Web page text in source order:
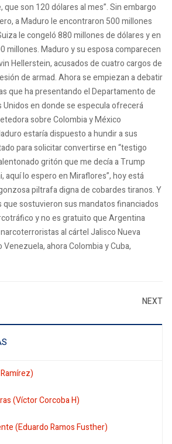
son 120 dólares al mes”. Sin embargo
a Maduro le encontraron 500 millones
le congeló 880 millones de dólares y en
millones. Maduro y su esposa comparecen
Hellerstein, acusados de cuatro cargos de
de armad. Ahora se empiezan a debatir
que ha presentando el Departamento de
Unidos en donde se especula ofrecerá
sobre Colombia y México
estaría dispuesto a hundir a sus
para solicitar convertirse en “testigo
gritón que me decía a Trump
aquí lo espero en Miraflores”, hoy está
piltrafa digna de cobardes tiranos. Y
que sostuvieron sus mandatos financiados
y no es gratuito que Argentina
al cártel Jalisco Nueva
ahora Colombia y Cuba,
NEXT
(Víctor Corcoba H)
(Eduardo Ramos Fusther)